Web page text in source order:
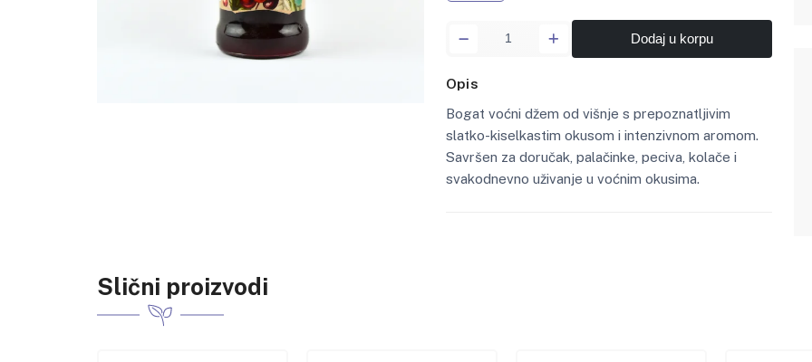
Dodaj u korpu
Opis
Bogat voćni džem od višnje s prepoznatljivim
slatko-kiselkastim okusom i intenzivnom aromom.
Savršen za doručak, palačinke, peciva, kolače i
svakodnevno uživanje u voćnim okusima.
Slični proizvodi